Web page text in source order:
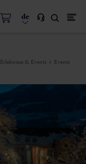
de
Erlebnisse & Events Events